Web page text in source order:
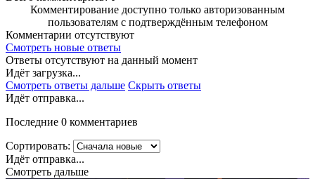
Комментирование доступно только авторизованным
пользователям с подтверждённым телефоном
Комментарии отсутствуют
Смотреть новые ответы
Ответы отсутствуют на данный момент
Идёт загрузка...
Смотреть ответы дальше Скрыть ответы
Идёт отправка...
Последние 0 комментариев
Сортировать:
Идёт отправка...
Смотреть дальше